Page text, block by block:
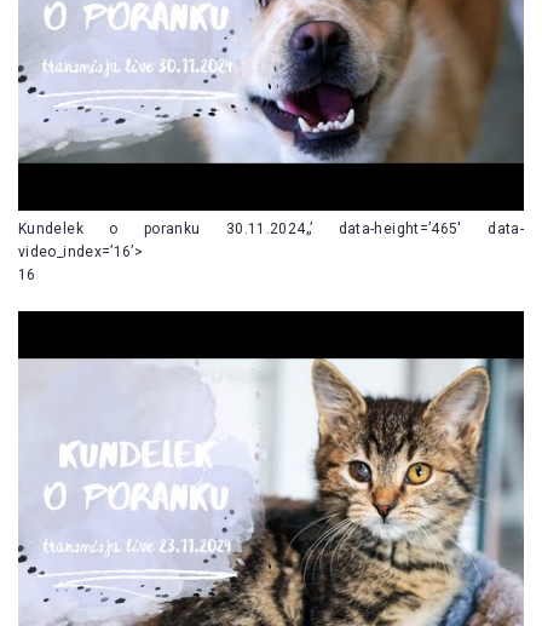
Kundelek o poranku 30.11.2024„’ data-height=’465′ data-
video_index=’16’>
16